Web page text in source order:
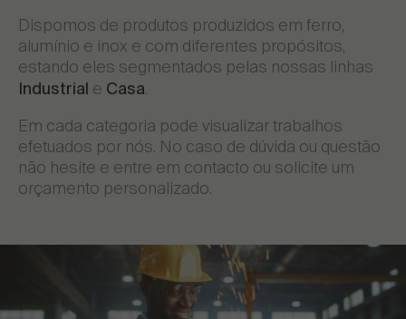
Dispomos de produtos produzidos em ferro,
alumínio e inox e com diferentes propósitos,
estando eles segmentados pelas nossas linhas
Industrial e Casa.
Em cada categoria pode visualizar trabalhos
efetuados por nós. No caso de dúvida ou questão
não hesite e entre em contacto ou solicite um
orçamento personalizado.